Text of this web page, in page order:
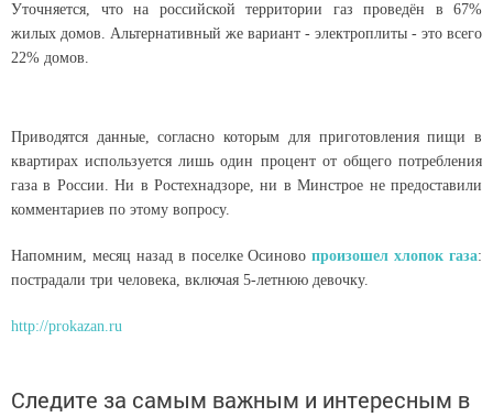
Уточняется, что на российской территории газ проведён в 67%
жилых домов. Альтернативный же вариант - электроплиты - это всего
22% домов.
Приводятся данные, согласно которым для приготовления пищи в
квартирах используется лишь один процент от общего потребления
газа в России. Ни в Ростехнадзоре, ни в Минстрое не предоставили
комментариев по этому вопросу.
Напомним, месяц назад в поселке Осиновопроизошел хлопок газа:
пострадали три человека, включая 5-летнюю девочку.
http://prokazan.ru
Следите за самым важным и интересным в